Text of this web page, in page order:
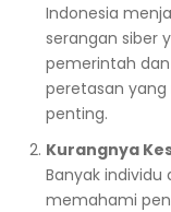
Indonesia
serangan siber
pemerintah
peretasan
penting.
Kurangnya
Banyak
memahami